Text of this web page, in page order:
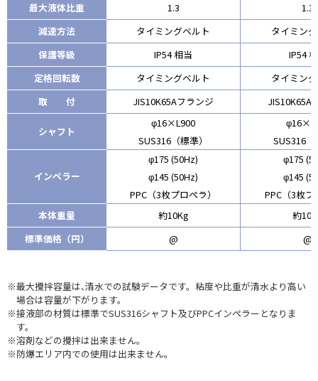
最大液体比重
1.3
1.3
減速方法
タイミングベルト
タイミン
保護等級
IP54 相当
IP54
定格回転数
タイミングベルト
タイミン
取 付
JIS10K65Aフランジ JIS10K65A
シャフト
φ16×L900
SUS316（標準）
SUS316
インペラー
φ175 (50Hz)
φ145 (50Hz)
PPC（3枚プロペラ）
φ175
φ145
PPC（3枚
本体重量
約10Kg
約
標準価格（円）
@ @
※最大攪拌容量は､清水での試験データです。粘度や比重が清水より高い
場合は容量が下がります。
※接液部の材質は標準でSUS316シャフト及びPPCインペラーとなりま
す。
※溶剤などの攪拌は出来ません。
※防爆エリア内での使用は出来ません。